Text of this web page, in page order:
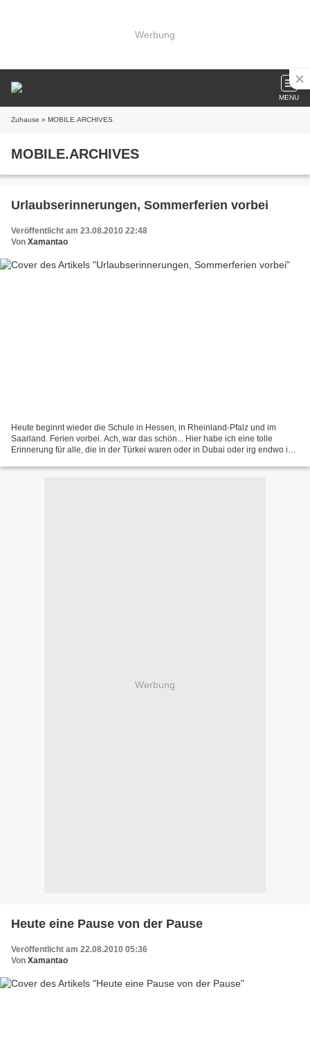
Werbung
MENU
Zuhause » MOBILE.ARCHIVES
MOBILE.ARCHIVES
Urlaubserinnerungen, Sommerferien vorbei
Veröffentlicht am 23.08.2010 22:48
Von Xamantao
Heute beginnt wieder die Schule in Hessen, in Rheinland-Pfalz und im
Saarland. Ferien vorbei. Ach, war das schön... Hier habe ich eine tolle
Erinnerung für alle, die in der Türkei waren oder in Dubai oder irg endwo im
Werbung
Heute eine Pause von der Pause
Veröffentlicht am 22.08.2010 05:36
Von Xamantao